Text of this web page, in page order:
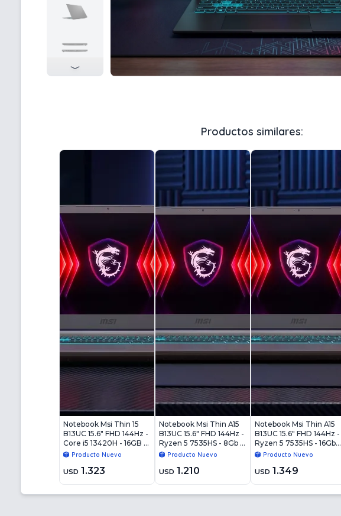
Productos similares:
Notebook Msi Thin 15
B13UC 15.6" FHD 144Hz -
Core i5 13420H - 16GB -
512GB - RTX4050 6GB -
Producto Nuevo
USD 1.323
Notebook Msi Thin A15
B13UC 15.6" FHD 144Hz -
Ryzen 5 7535HS - 8Gb -
512Gb - RTX4050 6Gb -
Producto Nuevo
USD 1.210
Notebook Msi Thin A15
B13UC 15.6" FHD 144Hz -
Ryzen 5 7535HS - 16Gb -
512Gb - RTX4050 6Gb -
Producto Nuevo
USD 1.349